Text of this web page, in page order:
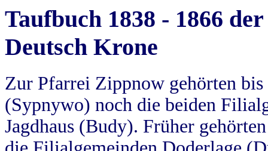
Taufbuch 1838 - 1866
Deutsch Krone
Zur Pfarrei Zippnow gehörten
(Sypnywo) noch die beiden
Jagdhaus (Budy). Früher